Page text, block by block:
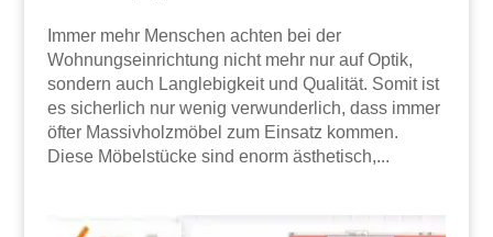
Immer mehr Menschen achten bei der
Wohnungseinrichtung nicht mehr nur auf Optik,
sondern auch Langlebigkeit und Qualität. Somit ist
es sicherlich nur wenig verwunderlich, dass immer
öfter Massivholzmöbel zum Einsatz kommen.
Diese Möbelstücke sind enorm ästhetisch,...